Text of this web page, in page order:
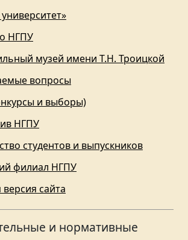
НГПУ
музей имени Т.Н. Троицкой
вопросы
и выборы)
НГПУ
студентов и выпускников
филиал НГПУ
сайта
и нормативные